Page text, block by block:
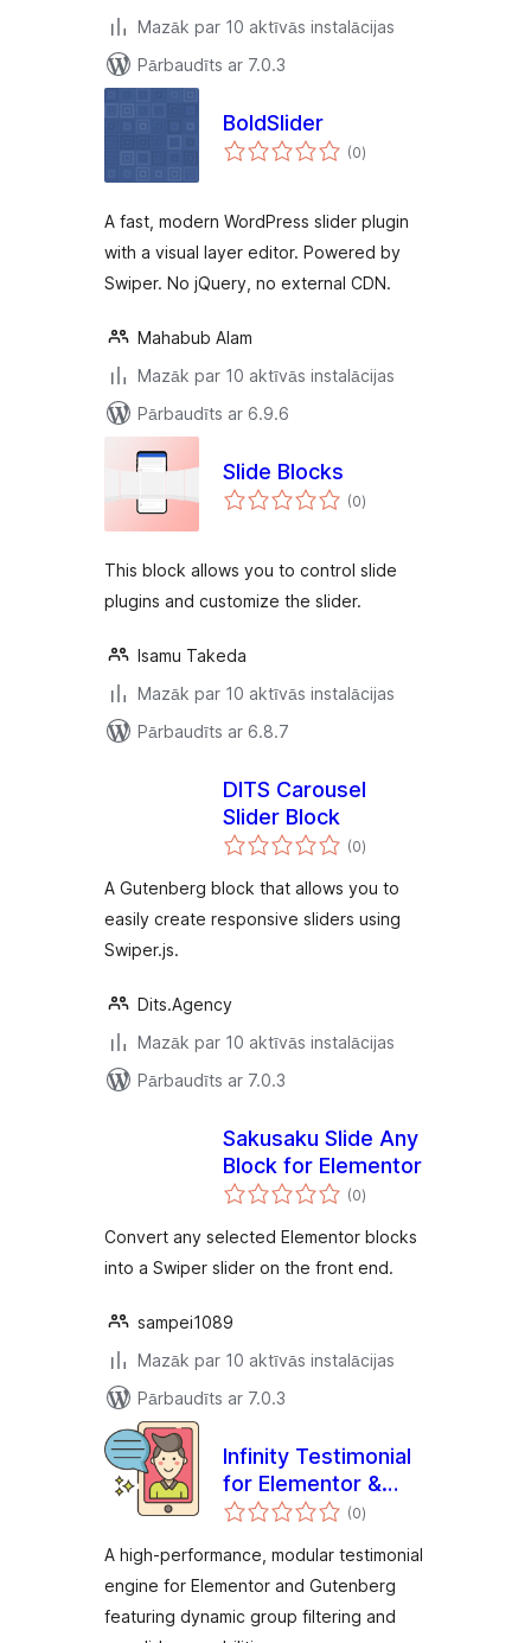
Mazāk par 10 aktīvās instalācijas
Pārbaudīts ar 7.0.3
BoldSlider
(0vērtējumu
kopsumma
)
A fast, modern WordPress slider plugin
with a visual layer editor. Powered by
Swiper. No jQuery, no external CDN.
Mahabub Alam
Mazāk par 10 aktīvās instalācijas
Pārbaudīts ar 6.9.6
Slide Blocks
(0vērtējumu
kopsumma
)
This block allows you to control slide
plugins and customize the slider.
Isamu Takeda
Mazāk par 10 aktīvās instalācijas
Pārbaudīts ar 6.8.7
DITS Carousel
Slider Block
(0vērtējumu
kopsumma
)
A Gutenberg block that allows you to
easily create responsive sliders using
Swiper.js.
Dits.Agency
Mazāk par 10 aktīvās instalācijas
Pārbaudīts ar 7.0.3
Sakusaku Slide Any
Block for Elementor
(0vērtējumu
kopsumma
)
Convert any selected Elementor blocks
into a Swiper slider on the front end.
sampei1089
Mazāk par 10 aktīvās instalācijas
Pārbaudīts ar 7.0.3
Infinity Testimonial
for Elementor &
Gutenberg
(0vērtējumu
kopsumma
)
A high-performance, modular testimonial
engine for Elementor and Gutenberg
featuring dynamic group filtering and